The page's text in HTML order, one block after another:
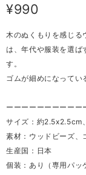
¥990
木のぬくもりを感じる
は、年代や服装を選ば
す。
ゴムが細めになってい
ーーーーーーーーーー
サイズ：約2.5x2.5cm
素材：ウッドビーズ、
生産国：日本
個装：あり（専用パッ